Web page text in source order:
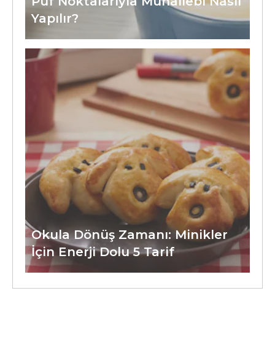
Yapılır?
Okula Dönüş Zamanı: Minikler
İçin Enerji Dolu 5 Tarif